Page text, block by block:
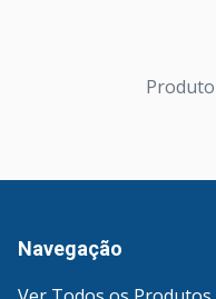
Navegação